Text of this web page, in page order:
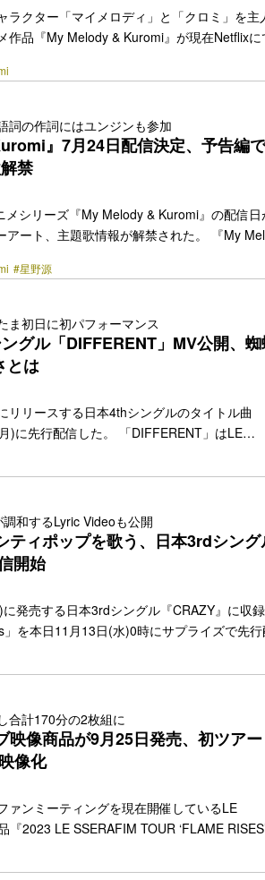
ラクター「マイメロディ」と「クロミ」を主
作品『My Melody & Kuromi』が現在Netflixに
イメロディのライバル”で乱暴者に見えるが
二人が自分たちの住むマリーランドを舞台
向かっていくオリジナルストーリーとなって
ン… <a class="more-link"
"></a>
詞の作詞にはユンジンも参加
』7月24日配信決定、予告編
禁
メシリーズ『My Melody & Kuromi』の配信日
アート、主題歌情報が解禁された。 『My
ストップモーションアニメ作品。素直で明る
分全12話のオリジナルストーリーとなる本作
ドを舞台に、街の運命を揺るがす大事件に
href="https://bezzy.jp/2025/06/68487/"></
#星野源
ま初日に初パフォーマンス
グル「DIFFERENT」MV公開、
とは
リリースする日本4thシングルのタイトル曲
)に先行配信した。 「DIFFERENT」はLE
キャッチーなメロディが調和し、クールであ
different different」という歌詞には、
だからこそ世の中を変えることができる… <a
2025/06/68332/"></a>
和するLyric Videoも公開
ティポップを歌う、日本3rdシング
開始
発売する日本3rdシングル『CRAZY』に収
を本日11月13日(水)0時にサプライズで先行
成されたメロディが特徴で、シティポップの
風シティポップジャンルを優しく歌い上げ
Signs」には“特別な縁（Star Signs… <a
2024/11/53710/"></a>
合計170分の2枚組に
映像商品が9月25日発売、初ツアー
像化
ァンミーティングを現在開催しているLE
2023 LE SSERAFIM TOUR ‘FLAME
TOUR ‘FLAME RISES’ IN JAPAN」よ